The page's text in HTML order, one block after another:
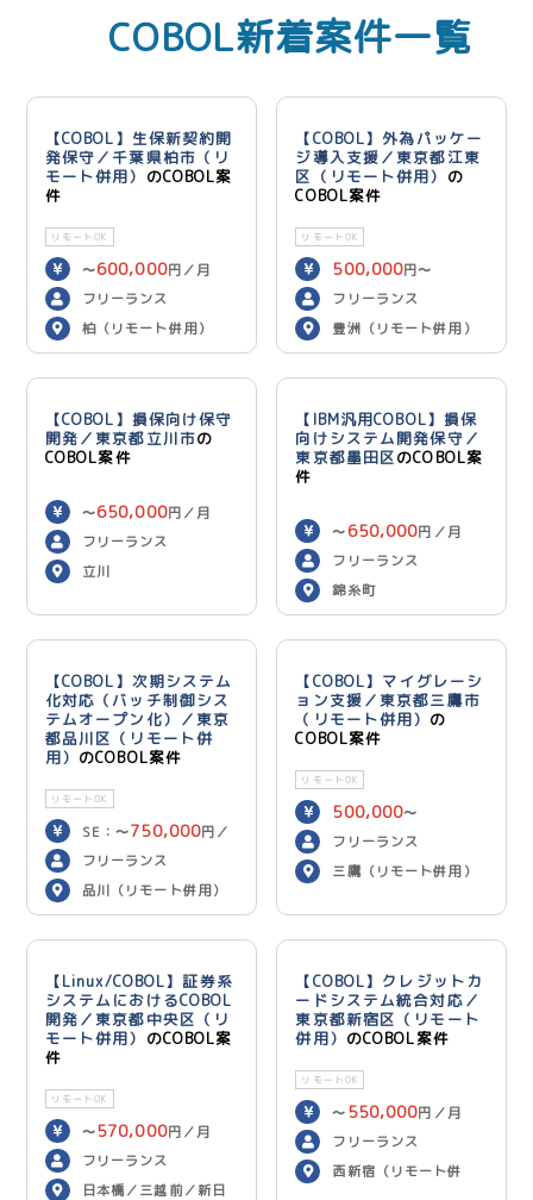
COBOL新着案件一覧
【COBOL】生保新契約開
発保守／千葉県柏市（リ
モート併用） のCOBOL案
件
リモートOK
〜600,000円／月
フリーランス
柏（リモート併用）
【COBOL】外為パッケー
ジ導入支援／東京都江東
区（リモート併用） の
COBOL案件
リモートOK
500,000円〜
600,000 円／月
フリーランス
豊洲（リモート併用）
【COBOL】損保向け保守
開発／東京都立川市の
COBOL案件
〜650,000円／月
フリーランス
立川
【IBM汎用COBOL】損保
向けシステム開発保守／
東京都墨田区のCOBOL案
件
〜 650,000円／月
フリーランス
錦糸町
【COBOL】次期システム
化対応（バッチ制御シス
テムオープン化）／東京
都品川区（リモート併
用） のCOBOL案件
リモートOK
SE：〜750,000円／
月 PG：〜700,000
／月
フリーランス
品川（リモート併用）
【COBOL】マイグレーシ
ョン支援／東京都三鷹市
（リモート併用） の
COBOL案件
リモートOK
500,000〜
600,000 円／月
フリーランス
三鷹（リモート併用）
【Linux/COBOL】証券系
システムにおけるCOBOL
開発／東京都中央区（リ
モート併用） のCOBOL案
件
リモートOK
〜 570,000円／月
フリーランス
日本橋／三越前／新日
【COBOL】クレジットカ
ードシステム統合対応／
東京都新宿区（リモート
併用） のCOBOL案件
リモートOK
〜 550,000円／月
フリーランス
西新宿（リモート併